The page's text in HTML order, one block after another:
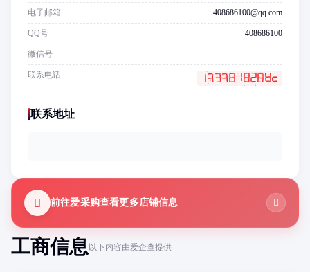
工商信息以下内容由爱企查提供
电子邮箱 408686100@qq.com
QQ号 408686100
微信号 -
联系电话
联系地址
-
前往爱采购查看更多店铺信息